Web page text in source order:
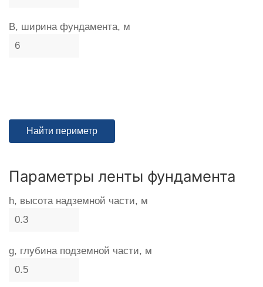
B, ширина фундамента, м
Параметры ленты фундамента
h, высота надземной части, м
g, глубина подземной части, м